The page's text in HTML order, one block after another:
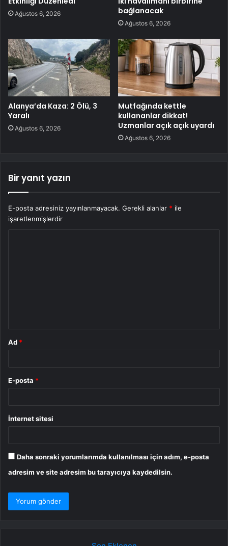
Ağustos 6, 2026
bağlanacak
Ağustos 6, 2026
Alanya’da Kaza: 2 Ölü, 3
Yaralı
Ağustos 6, 2026
Mutfağında kettle
kullananlar dikkat!
Uzmanlar açık açık uyardı
Ağustos 6, 2026
Bir yanıt yazın
E-posta adresiniz yayınlanmayacak. Gerekli alanlar * ile
işaretlenmişlerdir
Ad *
E-posta *
İnternet sitesi
Daha sonraki yorumlarımda kullanılması için adım, e-posta
adresim ve site adresim bu tarayıcıya kaydedilsin.